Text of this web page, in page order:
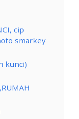
cip
smarkey
kunci)